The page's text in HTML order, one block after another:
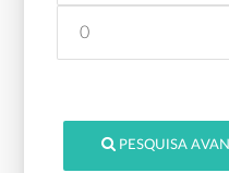
0
PESQUISA